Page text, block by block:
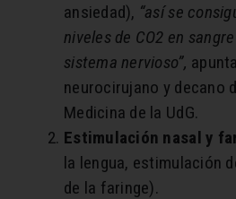
ansiedad), “así se
niveles de CO2 en
sistema nervioso”,
neurocirujano y decano
Medicina de la UdG.
Estimulación nasal y
la lengua, estimulación
de la faringe).